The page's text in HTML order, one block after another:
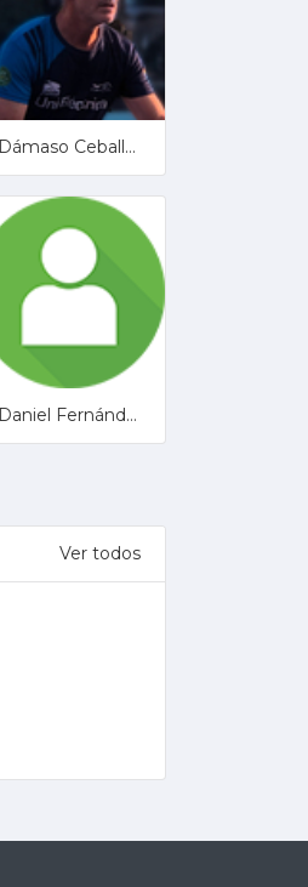
Dámaso Ceballos García
Daniel Fernández Morales
Ver todos